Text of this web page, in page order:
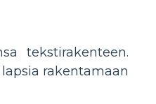
tekstirakenteen.
rakentamaan